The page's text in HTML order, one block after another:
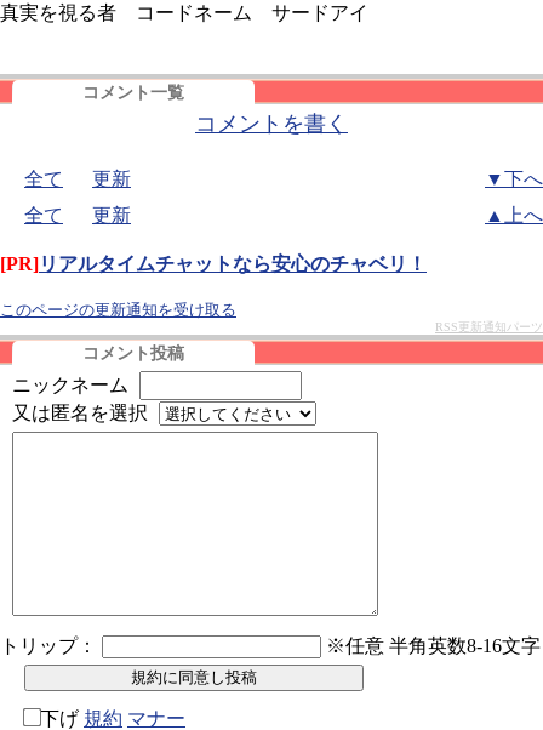
真実を視る者 コードネーム サードアイ
コメント一覧
コメントを書く
全て 更新
▼下へ
全て
更新 ▲上へ
[PR]リアルタイムチャットなら安心のチャベリ！
このページの更新通知を受け取る
RSS更新通知パーツ
コメント投稿
ニックネーム
又は匿名を選択
トリップ： ※任意 半角英数8-16文字
下げ 規約 マナー